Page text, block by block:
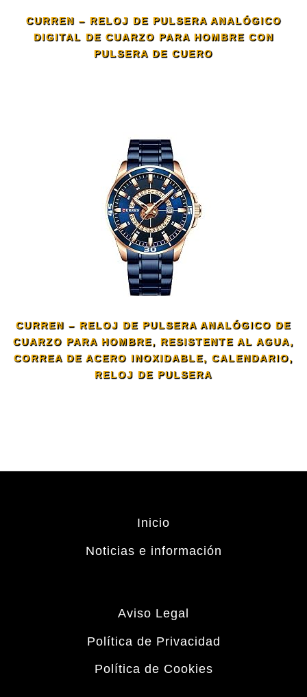
CURREN – RELOJ DE PULSERA ANALÓGICO
DIGITAL DE CUARZO PARA HOMBRE CON
PULSERA DE CUERO
CURREN – RELOJ DE PULSERA ANALÓGICO DE
CUARZO PARA HOMBRE, RESISTENTE AL AGUA,
CORREA DE ACERO INOXIDABLE, CALENDARIO,
RELOJ DE PULSERA
Inicio
Noticias e información
Aviso Legal
Política de Privacidad
Política de Cookies